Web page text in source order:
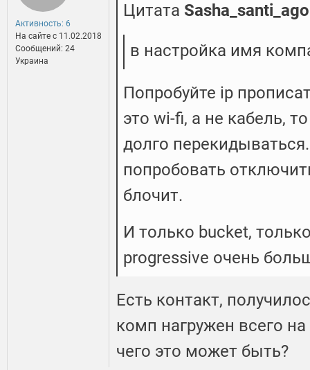
Активность: 6
На сайте c 11.02.2018
Сообщений: 24
Украина
Цитата Sasha_santi_ago
в настройка имя
Попробуйте ip
это wi-fi, а не кабель,
долго
попробовать
блочит.
И только bucket,
progressive очень
Есть контакт,
комп нагружен всего
чего это может быть?